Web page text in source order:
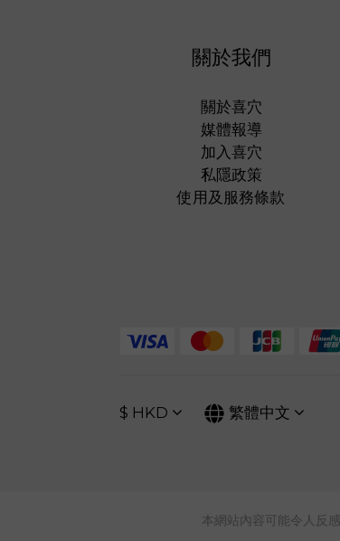
關於我們
關於喜穴
媒體報導
加入喜穴
私隱政策
使用及服務條款
$ HKD 繁體中文
本網站內容可能令人反